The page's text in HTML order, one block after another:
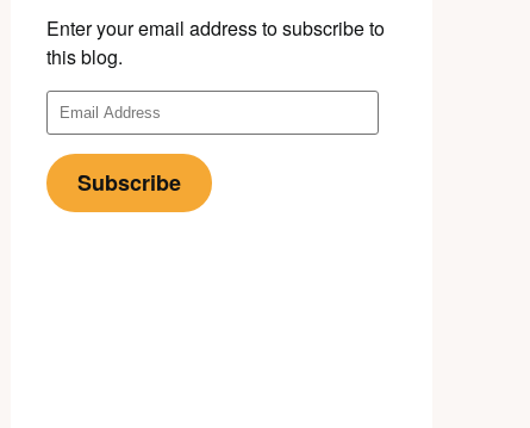
Enter your email address to subscribe to
this blog.
Email
Address
Subscribe